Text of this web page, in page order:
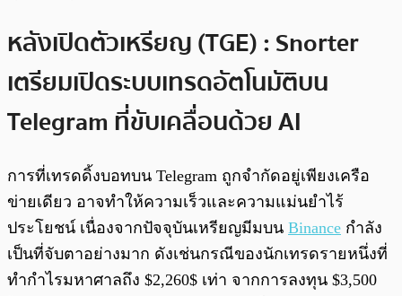
หลังเปิดตัวเหรียญ (TGE) : Snorter
เตรียมเปิดระบบเทรดอัตโนมัติบน
Telegram ที่ขับเคลื่อนด้วย AI
การที่เทรดดิ้งบอทบน Telegram ถูกจำกัดอยู่เพียงเครือ
ข่ายเดียว อาจทำให้ความเร็วและความแม่นยำไร้
ประโยชน์ เนื่องจากปัจจุบันเหรียญมีมบน Binance กำลัง
เป็นที่จับตาอย่างมาก ดังเช่นกรณีของนักเทรดรายหนึ่งที่
ทำกำไรมหาศาลถึง $2,260$ เท่า จากการลงทุน $3,500